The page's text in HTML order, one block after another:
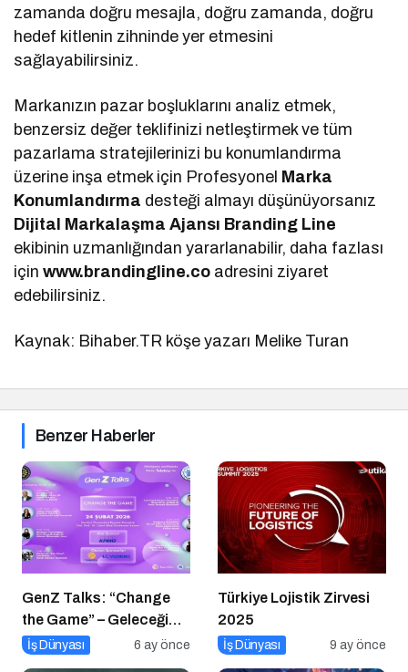
zamanda doğru mesajla, doğru zamanda, doğru
hedef kitlenin zihninde yer etmesini
sağlayabilirsiniz.
Markanızın pazar boşluklarını analiz etmek,
benzersiz değer teklifinizi netleştirmek ve tüm
pazarlama stratejilerinizi bu konumlandırma
üzerine inşa etmek için Profesyonel Marka
Konumlandırma desteği almayı düşünüyorsanız
Dijital Markalaşma Ajansı Branding Line
ekibinin uzmanlığından yararlanabilir, daha fazlası
içinwww.brandingline.co adresini ziyaret
edebilirsiniz.
Kaynak: Bihaber.TR köşe yazarı Melike Turan
Benzer Haberler
GenZ Talks: “Change
the Game” – Geleceği
Tasarlayanlar Sahne
İş Dünyası 6 ay önce
Türkiye Lojistik Zirvesi
2025
İş Dünyası 9 ay önce